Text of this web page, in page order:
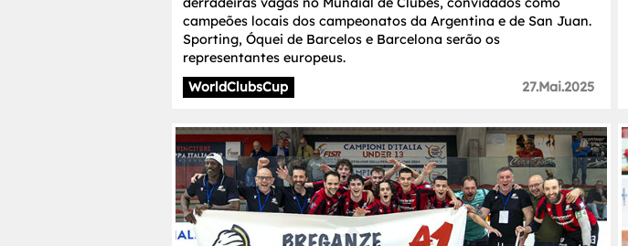
campeões locais dos campeonatos da Argentina e de San Juan.
Sporting, Óquei de Barcelos e Barcelona serão os
representantes europeus.
WorldClubsCup
27.Mai.2025